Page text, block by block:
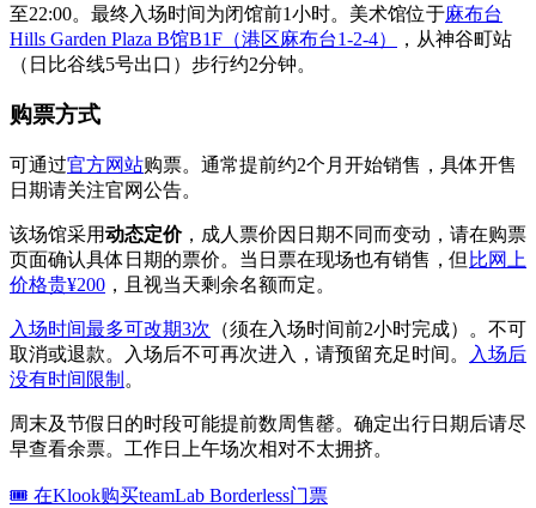
至22:00。最终入场时间为闭馆前1小时。美术馆位于麻布台
Hills Garden Plaza B馆B1F（港区麻布台1-2-4）
，从神谷町站
（日比谷线5号出口）步行约2分钟。
购票方式
可通过官方网站购票。通常提前约2个月开始销售，具体开售
日期请关注官网公告。
该场馆采用动态定价，成人票价因日期不同而变动，请在购票
页面确认具体日期的票价。当日票在现场也有销售，但 比网上
价格贵¥200 ，且视当天剩余名额而定。
入场时间最多可改期3次 （须在入场时间前2小时完成）。不可
取消或退款。入场后不可再次进入，请预留充足时间。
入场后
没有时间限制 。
周末及节假日的时段可能提前数周售罄。确定出行日期后请尽
早查看余票。工作日上午场次相对不太拥挤。
🎟 在Klook购买teamLab Borderless门票